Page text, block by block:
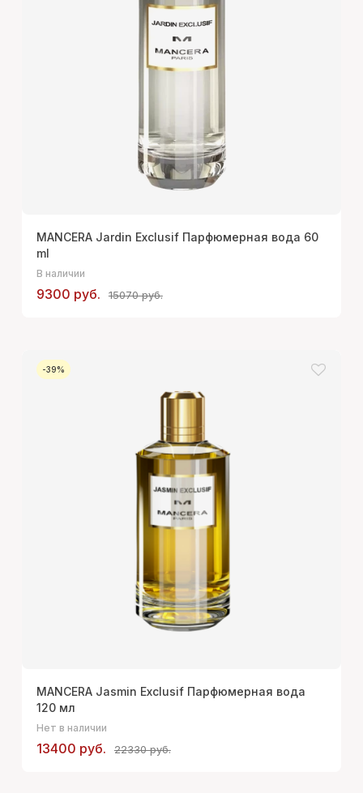
MANCERA Jardin Exclusif Парфюмерная вода 60
ml
В наличии
9300 руб. 15070 руб.
-39%
MANCERA Jasmin Exclusif Парфюмерная вода
120 мл
Нет в наличии
13400 руб. 22330 руб.